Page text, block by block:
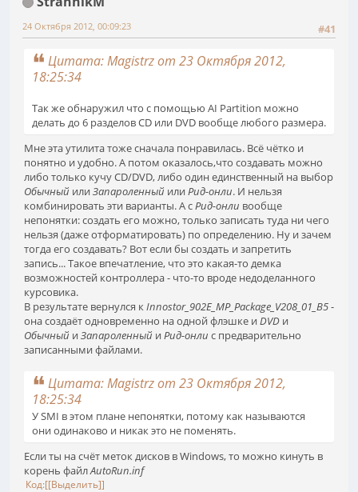
#41
24 Октября 2012, 00:09:23
Цитата: Magistrz от 23 Октября 2012,
18:25:34
Так же обнаружил что с помощью AI Partition можно
делать до 6 разделов CD или DVD вообще любого размера.
Мне эта утилита тоже сначала понравилась. Всё чётко и
понятно и удобно. А потом оказалось,что создавать можно
либо только кучу CD/DVD, либо один единственный на выбор
Обычный или Запароленный или Рид-онли. И нельзя
комбинировать эти варианты. А сРид-онли вообще
непонятки: создать его можно, только записать туда ни чего
нельзя (даже отформатировать) по определению. Ну и зачем
тогда его создавать? Вот если бы создать и запретить
запись... Такое впечатление, что это какая-то демка
возможностей контроллера - что-то вроде недоделанного
курсовика.
В результате вернулся кInnostor_902E_MP_Package_V208_01_B5-
она создаёт одновременно на одной флэшке и DVD и
Обычный и Запароленный и Рид-онли с предварительно
записанными файлами.
Цитата: Magistrz от 23 Октября 2012,
18:25:34
У SMI в этом плане непонятки, потому как называются
они одинаково и никак это не поменять.
Если ты на счёт меток дисков в Windows, то можно кинуть в
корень файлAutoRun.inf
Код [Выделить]